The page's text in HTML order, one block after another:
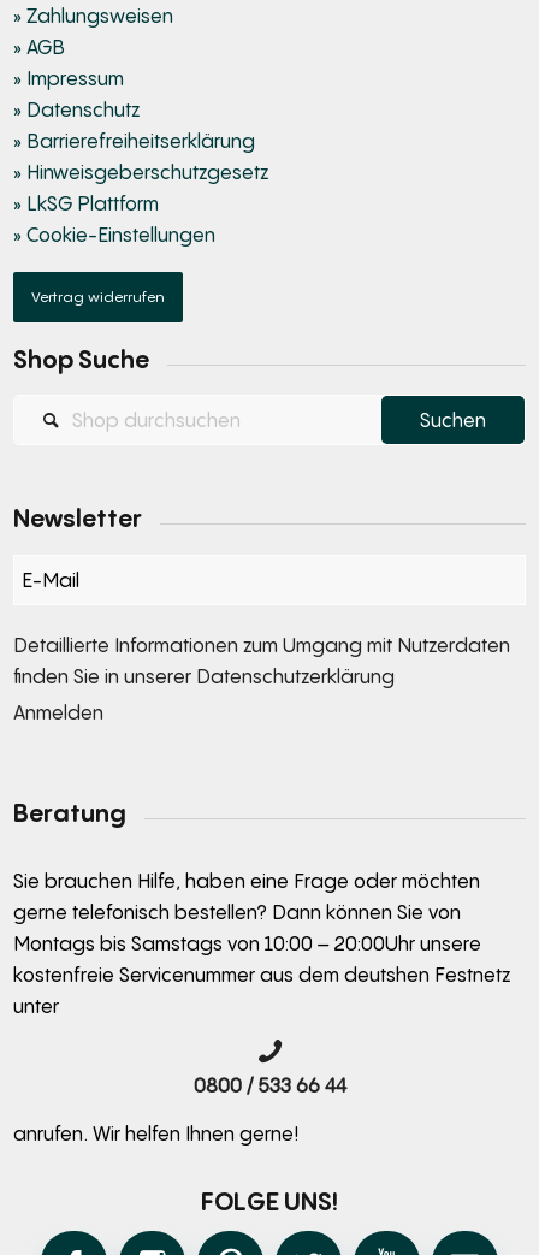
» Zahlungsweisen
» AGB
» Impressum
» Datenschutz
» Barrierefreiheitserklärung
» Hinweisgeberschutzgesetz
» LkSG Plattform
» Cookie-Einstellungen
Vertrag widerrufen
Shop Suche
Newsletter
Section
Detaillierte Informationen zum Umgang mit Nutzerdaten
finden Sie in unserer Datenschutzerklärung
Anmelden
Beratung
Sie brauchen Hilfe, haben eine Frage oder möchten
gerne telefonisch bestellen? Dann können Sie von
Montags bis Samstags von 10:00 – 20:00Uhr unsere
kostenfreie Servicenummer aus dem deutshen Festnetz
unter
0800 / 533 66 44
anrufen. Wir helfen Ihnen gerne!
FOLGE UNS!